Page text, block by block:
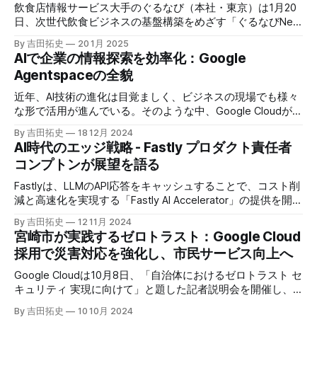
飲食店情報サービス大手のぐるなび（本社・東京）は1月20
日、次世代飲食ビジネスの基盤構築をめざす「ぐるなびNext
プロジェクト」の初成果として、新たな飲食店探索アプリ
「UMAME!（うまみー！）」のβ版を公開した。
By 吉田拓史 20 1月 2025
AIで企業の情報探索を効率化：Google
Agentspaceの全貌
近年、AI技術の進化は目覚ましく、ビジネスの現場でも様々
な形で活用が進んでいる。そのような中、Google Cloudが新
たに発表したGoogle Agentspaceは、いま注目を集めるAIエ
ージェントがエンタープライズITを大きく変革する予兆と言
えるだろう。
By 吉田拓史 18 12月 2024
AI時代のエッジ戦略 - Fastly プロダクト責任者
コンプトンが展望を語る
Fastlyは、LLMのAPI応答をキャッシュすることで、コスト削
減と高速化を実現する「Fastly AI Accelerator」の提供を開始
した。キップ・コンプトン最高プロダクト責任者（CPO）
は、類似した質問への応答を再利用し、効率的な処理を可能
にすると説明した。さらに、コンプトンは、エッジコンピュ
ーティングの利点を活かしたパーソナライズや、エッジにお
けるGPUの経済性、セキュリティへの取り組みなど、Fastly
のAI戦略について語った。
By 吉田拓史 12 11月 2024
宮崎市が実践するゼロトラスト：Google Cloud
採用で災害対応を強化し、市民サービス向上へ
Google Cloudは10月8日、「自治体におけるゼロトラスト セ
キュリティ 実現に向けて」と題した記者説明会を開催し、
自治体向けにゼロトラストセキュリティ導入を支援するプロ
グラムを発表した。宮崎市の事例では、Google Workspace
By 吉田拓史 10 10月 2024